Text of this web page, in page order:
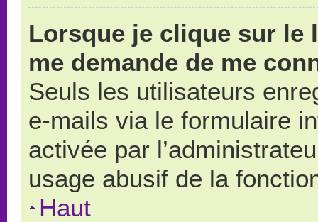
Lorsque je clique sur le
me demande de me
Seuls les utilisateurs
e-mails via le formulaire
activée par
usage abusif de la
Haut